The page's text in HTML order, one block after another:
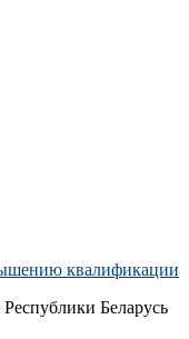
квалификации
Беларусь